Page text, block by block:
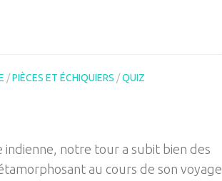
/PIÈCES ET ÉCHIQUIERS /QUIZ
indienne, notre tour a subit bien des
au cours de son voyage